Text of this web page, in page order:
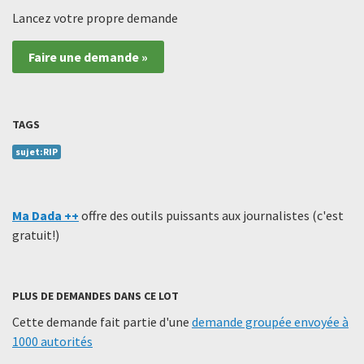
Lancez votre propre demande
Faire une demande »
TAGS
sujet:RIP
Ma Dada ++ offre des outils puissants aux journalistes (c'est
gratuit!)
PLUS DE DEMANDES DANS CE LOT
Cette demande fait partie d'une demande groupée envoyée à
1000 autorités